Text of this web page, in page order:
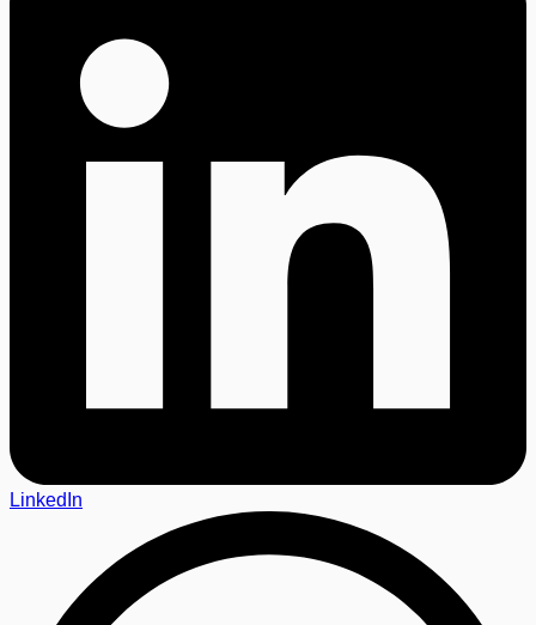
LinkedIn